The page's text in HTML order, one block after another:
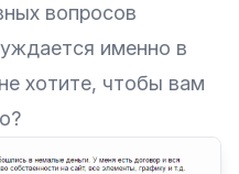
вопросов
именно в
хотите, чтобы вам